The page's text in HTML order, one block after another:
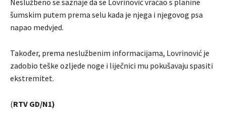
šumskim putem prema selu kada je njega i njegovog psa
napao medvjed.
Također, prema neslužbenim informacijama, Lovrinović je
zadobio teške ozljede noge i liječnici mu pokušavaju spasiti
ekstremitet.
(RTV GD/N1)